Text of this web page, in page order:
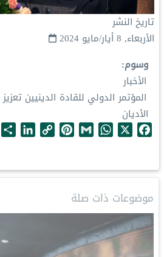
تاريخ النشر
الأربعاء, 8 أيار/مايو 2024
وسوم
الأخبار
المؤتمر الدولي للقادة الدينيين
الأديان
F
e
o
o
k
X
W
t
A
p
p
G
i
P
t
e
t
C
y
n
L
k
I
موضوعات ذات صلة